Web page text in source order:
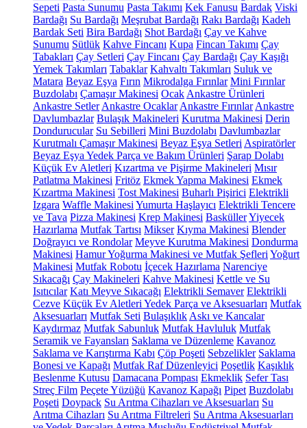
Sepeti Pasta Sunumu Pasta Takımı Kek Fanusu Bardak Viski
Bardağı Su Bardağı Meşrubat Bardağı Rakı Bardağı Kadeh
Bardak Seti Bira Bardağı Shot Bardağı Çay ve Kahve
Sunumu Sütlük Kahve Fincanı Kupa Fincan Takımı Çay
Tabakları Çay Setleri Çay Fincanı Çay Bardağı Çay Kaşığı
Yemek Takımları Tabaklar Kahvaltı Takımları Suluk ve
Matara Beyaz Eşya Fırın Mikrodalga Fırınlar Mini Fırınlar
Buzdolabı Çamaşır Makinesi Ocak Ankastre Ürünleri
Ankastre Setler Ankastre Ocaklar Ankastre Fırınlar Ankastre
Davlumbazlar Bulaşık Makineleri Kurutma Makinesi Derin
Dondurucular Su Sebilleri Mini Buzdolabı Davlumbazlar
Kurutmalı Çamaşır Makinesi Beyaz Eşya Setleri Aspiratörler
Beyaz Eşya Yedek Parça ve Bakım Ürünleri Şarap Dolabı
Küçük Ev Aletleri Kızartma ve Pişirme Makineleri Mısır
Patlatma Makinesi Fritöz Ekmek Yapma Makinesi Ekmek
Kızartma Makinesi Tost Makinesi Buharlı Pişirici Elektrikli
Izgara Waffle Makinesi Yumurta Haşlayıcı Elektrikli Tencere
ve Tava Pizza Makinesi Krep Makinesi BasküllerYiyecek
Hazırlama Mutfak Tartısı Mikser Kıyma Makinesi Blender
Doğrayıcı ve Rondolar Meyve Kurutma Makinesi Dondurma
Makinesi Hamur Yoğurma Makinesi ve Mutfak Şefleri Yoğurt
Makinesi Mutfak Robotu İçecek Hazırlama Narenciye
Sıkacağı Çay Makineleri Kahve Makinesi Kettle ve Su
Isıtıcılar Katı Meyve Sıkacağı Elektrikli Semaver Elektrikli
Cezve Küçük Ev Aletleri Yedek Parça ve Aksesuarları Mutfak
Aksesuarları Mutfak Seti Bulaşıklık Askı ve Kancalar
Kaydırmaz Mutfak Sabunluk Mutfak Havluluk Mutfak
Seramik ve Fayansları Saklama ve Düzenleme Kavanoz
Saklama ve Karıştırma Kabı Çöp Poşeti Sebzelikler Saklama
Bonesi ve Kapağı Mutfak Raf Düzenleyici Poşetlik Kaşıklık
Beslenme Kutusu Damacana Pompası Ekmeklik Sefer Tası
Streç Film Peçete Yüzüğü Kavanoz Kapağı Pipet Buzdolabı
Poşeti Doypack Su Arıtma Cihazları ve Aksesuarları Su
Arıtma Cihazları Su Arıtma Filtreleri Su Arıtma Aksesuarları